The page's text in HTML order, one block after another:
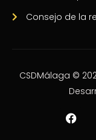
Consejo de la
CSDMálaga ©